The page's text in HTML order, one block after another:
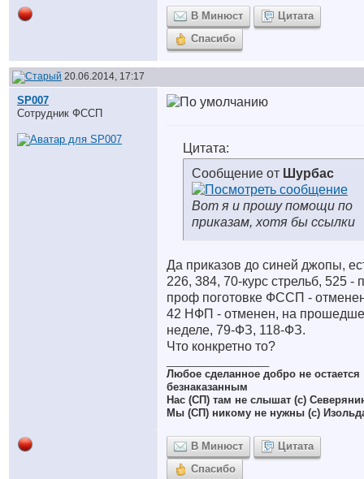
В Минюст
Цитата
Спасибо
20.06.2014, 17:17
SP007
Сотрудник ФССП
Цитата:
Сообщение от Шурбас
Вот я и прошу помощи по
приказам, хотя бы ссылки
Да приказов до синей джопы,
226, 384, 70-курс стрельб, 525 -
проф поготовке ФССП -
42 НФП - отменен, на
неделе, 79-ФЗ, 118-ФЗ.
Что конкретно то?
Любое сделанное добро не остается
безнаказанным
Нас (СП) там не слышат (с)
Мы (СП) никому не нужны (с)
В Минюст
Цитата
Спасибо